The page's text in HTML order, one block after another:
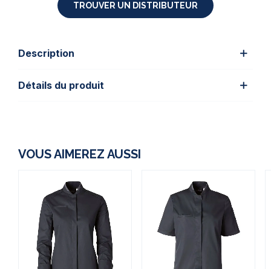
TROUVER UN DISTRIBUTEUR
Description
Détails du produit
VOUS AIMEREZ AUSSI